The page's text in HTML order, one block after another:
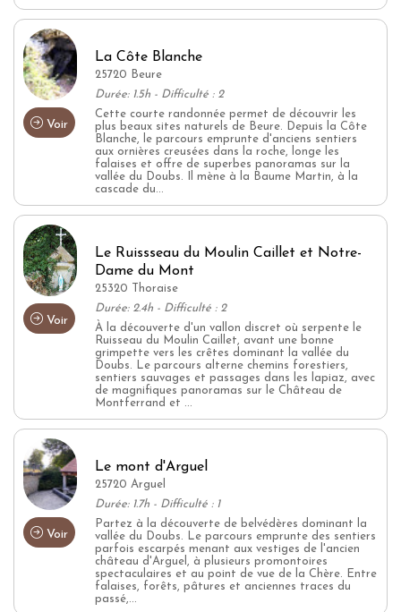
Voir
La Côte Blanche
25720 Beure
Durée: 1.5h - Difficulté : 2
Cette courte randonnée permet de découvrir les
plus beaux sites naturels de Beure. Depuis la Côte
Blanche, le parcours emprunte d'anciens sentiers
aux ornières creusées dans la roche, longe les
falaises et offre de superbes panoramas sur la
vallée du Doubs. Il mène à la Baume Martin, à la
cascade du...
Voir
Le Ruissseau du Moulin Caillet et Notre-
Dame du Mont
25320 Thoraise
Durée: 2.4h - Difficulté : 2
À la découverte d'un vallon discret où serpente le
Ruisseau du Moulin Caillet, avant une bonne
grimpette vers les crêtes dominant la vallée du
Doubs. Le parcours alterne chemins forestiers,
sentiers sauvages et passages dans les lapiaz, avec
de magnifiques panoramas sur le Château de
Montferrand et ...
Voir
Le mont d'Arguel
25720 Arguel
Durée: 1.7h - Difficulté : 1
Partez à la découverte de belvédères dominant la
vallée du Doubs. Le parcours emprunte des sentiers
parfois escarpés menant aux vestiges de l'ancien
château d'Arguel, à plusieurs promontoires
spectaculaires et au point de vue de la Chère. Entre
falaises, forêts, pâtures et anciennes traces du
passé,...